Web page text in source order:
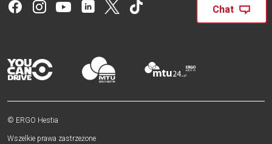
© ERGO Hestia
Wszelkie prawa zastrzeżone
Chat